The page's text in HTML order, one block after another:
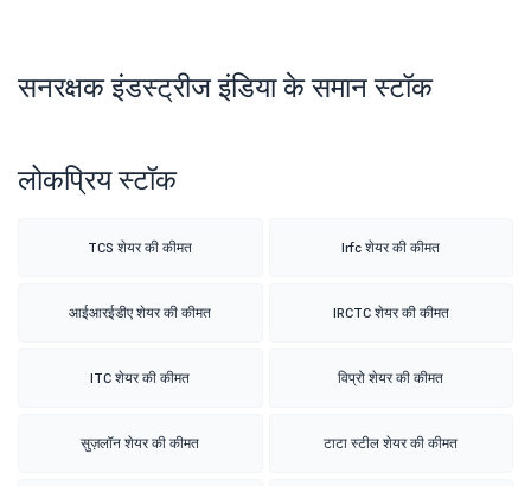
सनरक्षक इंडस्ट्रीज इंडिया के समान स्टॉक
लोकप्रिय स्टॉक
TCS शेयर की कीमत Irfc शेयर की कीमत
आईआरईडीए शेयर की कीमत IRCTC शेयर की कीमत
ITC शेयर की कीमत विप्रो शेयर की कीमत
सुज़लॉन शेयर की कीमत टाटा स्टील शेयर की कीमत